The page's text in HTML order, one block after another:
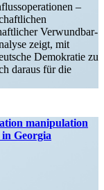
–
Verwund­bar­
zeigt, mit
Demokratie zu
daraus für die
manipu­lation
Georgia